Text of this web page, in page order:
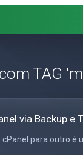
TAG
via Backup e
para outro é